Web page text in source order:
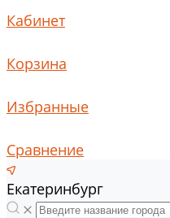
Кабинет
Корзина
Избранные
Сравнение
Екатеринбург